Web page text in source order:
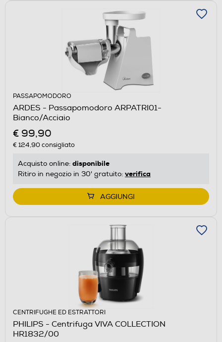
PASSAPOMODORO
ARDES - Passapomodoro ARPATRI01-
Bianco/Acciaio
€ 99,90
€ 124,90consigliato
Acquisto online: disponibile
Ritiro in negozio in 30' gratuito: verifica
AGGIUNGI
CENTRIFUGHE ED ESTRATTORI
PHILIPS - Centrifuga VIVA COLLECTION
HR1832/00